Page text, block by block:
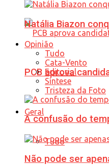
PCB aprova
Geral
Tudo
Natália Biazon
Opinião
Tudo
Cata-Vento
Editorial
Síntese
Tristeza da Foto
A confusão do
Não pode ser